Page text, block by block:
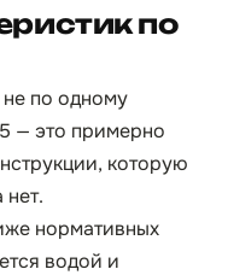
по
по одному
— это примерно
которую
нет.
нормативных
водой и